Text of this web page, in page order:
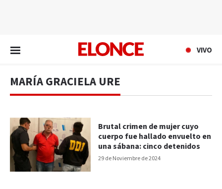
VIVO
MARÍA GRACIELA URE
29 de Noviembre de 2024
Brutal crimen de mujer cuyo
cuerpo fue hallado envuelto en
una sábana: cinco detenidos